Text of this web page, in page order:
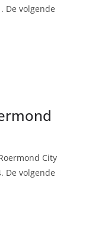
De volgende
City
De volgende